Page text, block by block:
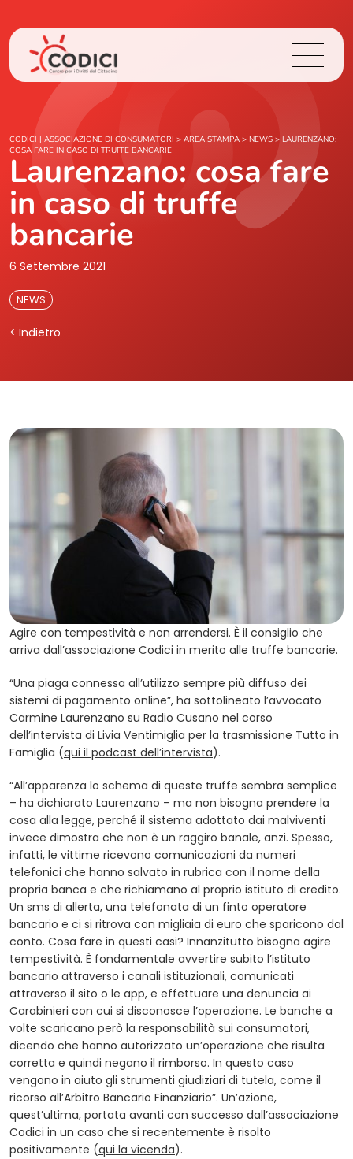
Chi Siamo
Cosa Facciamo
Area Stampa
CODICI | ASSOCIAZIONE DI CONSUMATORI > AREA STAMPA > NEWS > LAURENZANO:
COSA FARE IN CASO DI TRUFFE BANCARIE
Laurenzano: cosa fare
in caso di truffe
bancarie
6 Settembre 2021
NEWS
< Indietro
Agire con tempestività e non arrendersi. È il consiglio che
arriva dall’associazione Codici in merito alle truffe bancarie.
“Una piaga connessa all’utilizzo sempre più diffuso dei
sistemi di pagamento online”, ha sottolineato l’avvocato
Carmine Laurenzano su Radio Cusano (opens in a new tab)
nel corso
dell’intervista di Livia Ventimiglia per la trasmissione Tutto in
Famiglia (qui il podcast dell’intervista(opens in a new tab)
).
“All’apparenza lo schema di queste truffe sembra semplice
– ha dichiarato Laurenzano – ma non bisogna prendere la
cosa alla legge, perché il sistema adottato dai malviventi
invece dimostra che non è un raggiro banale, anzi. Spesso,
infatti, le vittime ricevono comunicazioni da numeri
telefonici che hanno salvato in rubrica con il nome della
propria banca e che richiamano al proprio istituto di credito.
Un sms di allerta, una telefonata di un finto operatore
bancario e ci si ritrova con migliaia di euro che sparicono dal
conto. Cosa fare in questi casi? Innanzitutto bisogna agire
tempestività. È fondamentale avvertire subito l’istituto
bancario attraverso i canali istituzionali, comunicati
attraverso il sito o le app, e effettuare una denuncia ai
Carabinieri con cui si disconosce l’operazione. Le banche a
volte scaricano però la responsabilità sui consumatori,
dicendo che hanno autorizzato un’operazione che risulta
corretta e quindi negano il rimborso. In questo caso
vengono in aiuto gli strumenti giudiziari di tutela, come il
ricorso all’Arbitro Bancario Finanziario”. Un’azione,
quest’ultima, portata avanti con successo dall’associazione
Codici in un caso che si recentemente è risolto
positivamente (qui la vicenda).